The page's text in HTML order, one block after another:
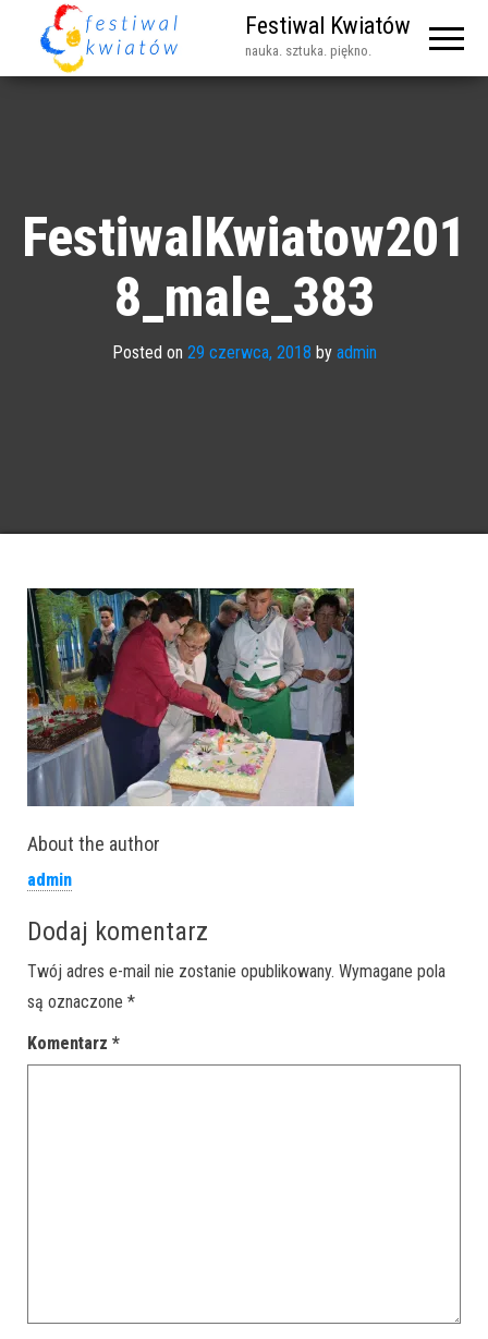
Festiwal Kwiatów
nauka. sztuka. piękno.
FestiwalKwiatow201
8_male_383
Posted on 29 czerwca, 2018 by admin
About the author
admin
Dodaj komentarz
Twój adres e-mail nie zostanie opublikowany. Wymagane pola
są oznaczone *
Komentarz *